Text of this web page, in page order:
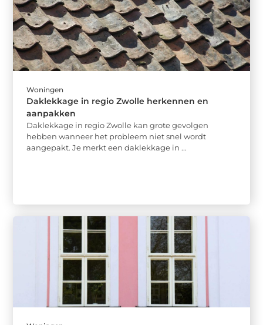
Woningen
Daklekkage in regio Zwolle herkennen en
aanpakken
Daklekkage in regio Zwolle kan grote gevolgen
hebben wanneer het probleem niet snel wordt
aangepakt. Je merkt een daklekkage in ...